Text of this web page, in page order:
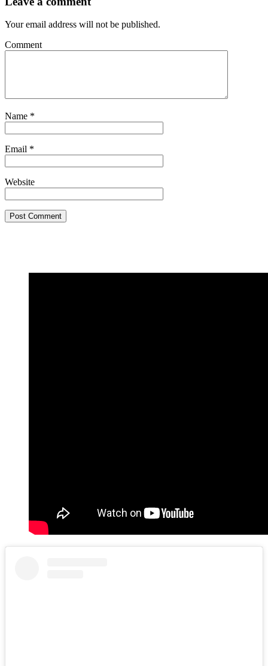
Your email address will not be published.
Comment
Name *
Email *
Website